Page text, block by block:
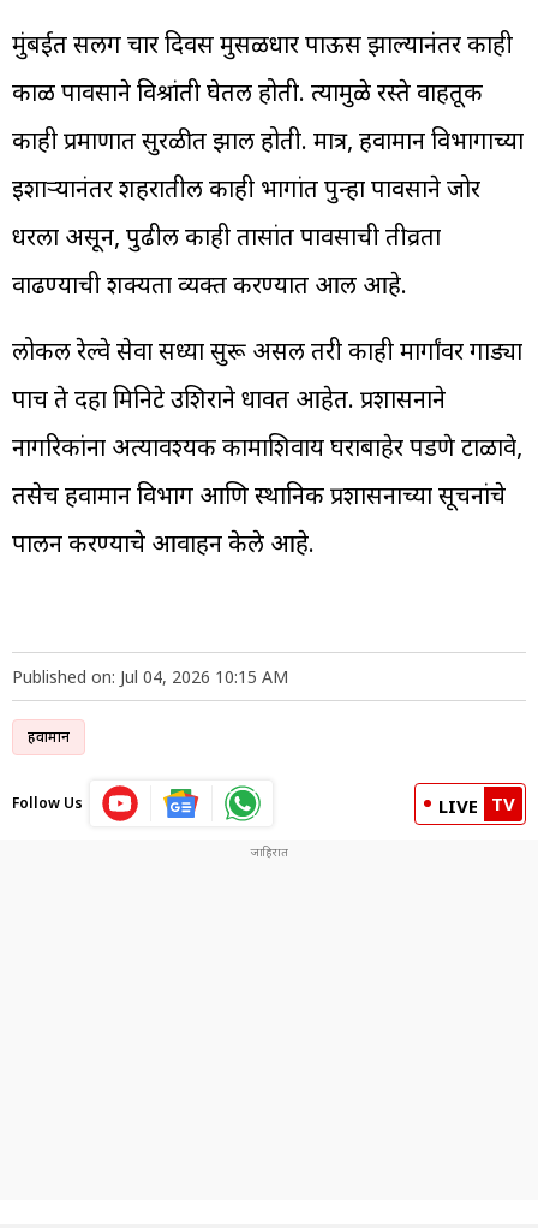
मुंबईत सलग चार दिवस मुसळधार पाऊस झाल्यानंतर काही
काळ पावसाने विश्रांती घेतली होती. त्यामुळे रस्ते वाहतूक
काही प्रमाणात सुरळीत झाली होती. मात्र, हवामान विभागाच्या
इशाऱ्यानंतर शहरातील काही भागांत पुन्हा पावसाने जोर
धरला असून, पुढील काही तासांत पावसाची तीव्रता
वाढण्याची शक्यता व्यक्त करण्यात आली आहे.
लोकल रेल्वे सेवा सध्या सुरू असली तरी काही मार्गांवर गाड्या
पाच ते दहा मिनिटे उशिराने धावत आहेत. प्रशासनाने
नागरिकांना अत्यावश्यक कामाशिवाय घराबाहेर पडणे टाळावे,
तसेच हवामान विभाग आणि स्थानिक प्रशासनाच्या सूचनांचे
पालन करण्याचे आवाहन केले आहे.
Published on: Jul 04, 2026 10:15 AM
हवामान
Follow Us LIVE TV